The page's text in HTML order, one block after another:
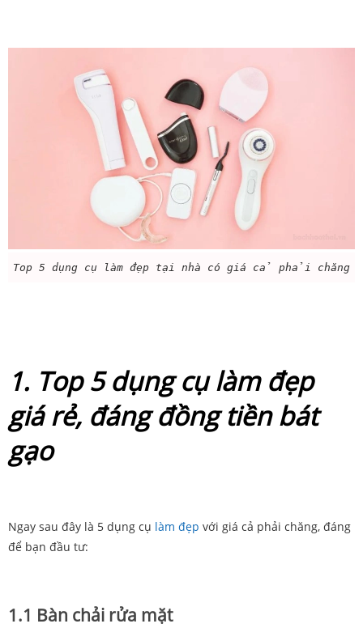
Top 5 dụng cụ làm đẹp tại nhà có giá cả phải chăng
1. Top 5 dụng cụ làm đẹp
giá rẻ, đáng đồng tiền bát
gạo
Ngay sau đây là 5 dụng cụ làm đẹp với giá cả phải chăng, đáng
để bạn đầu tư:
1.1 Bàn chải rửa mặt